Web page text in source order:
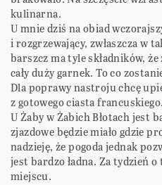
kulinarna.
U mnie dziś na obiad
i rozgrzewający, zwłaszcza w
barszcz ma tyle składników,
cały duży garnek. To co
Dla poprawy nastroju chcę
z gotowego ciasta francuskiego.
U Żaby w Żabich Błotach jest
zjazdowe będzie miało gdzie
nadzieję, że pogoda jednak
jest bardzo ładna. Za tydzień
miejscu.